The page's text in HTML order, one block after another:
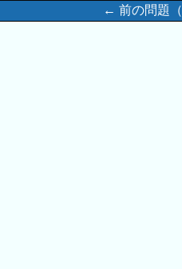
← 前の問題（